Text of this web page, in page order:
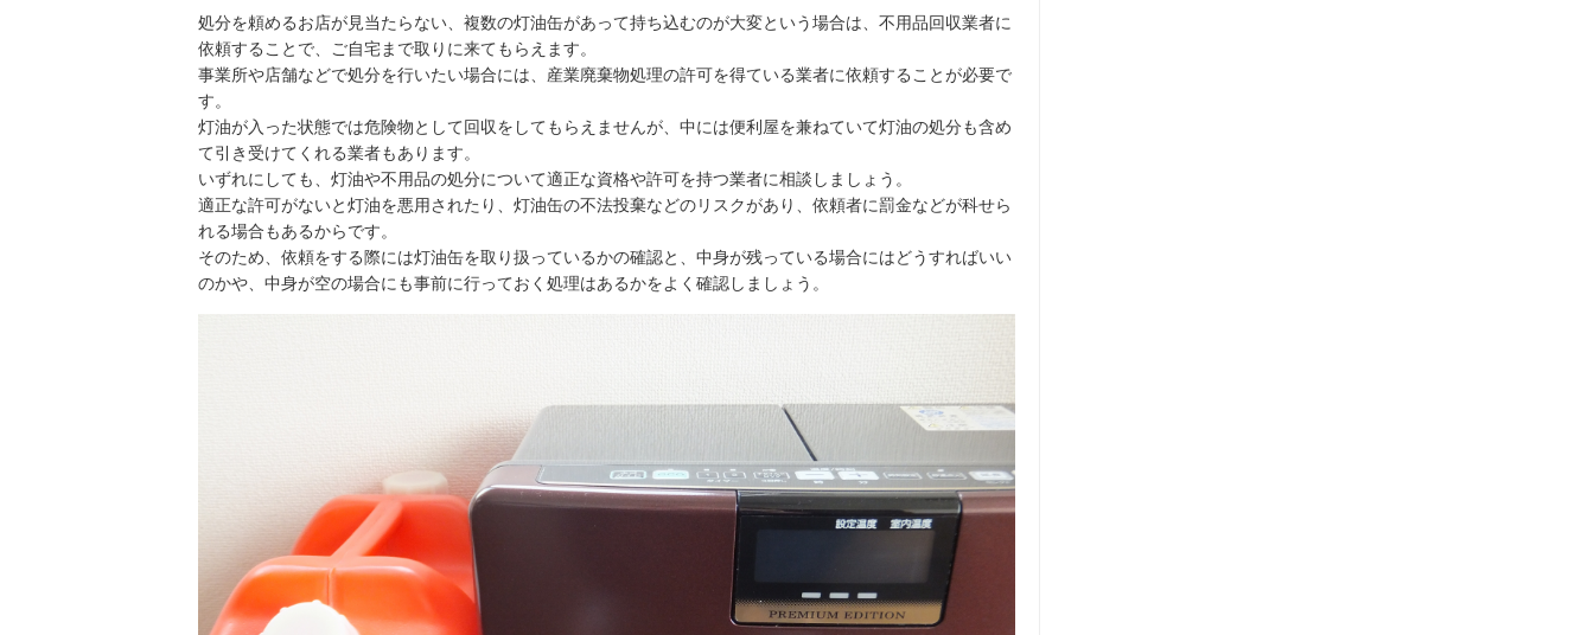
処分を頼めるお店が見当たらない、複数の灯油缶があって持ち込むのが大変という場合は、不用品回収業者に
依頼することで、ご自宅まで取りに来てもらえます。
事業所や店舗などで処分を行いたい場合には、産業廃棄物処理の許可を得ている業者に依頼することが必要で
す。
灯油が入った状態では危険物として回収をしてもらえませんが、中には便利屋を兼ねていて灯油の処分も含め
て引き受けてくれる業者もあります。
いずれにしても、灯油や不用品の処分について適正な資格や許可を持つ業者に相談しましょう。
適正な許可がないと灯油を悪用されたり、灯油缶の不法投棄などのリスクがあり、依頼者に罰金などが科せら
れる場合もあるからです。
そのため、依頼をする際には灯油缶を取り扱っているかの確認と、中身が残っている場合にはどうすればいい
のかや、中身が空の場合にも事前に行っておく処理はあるかをよく確認しましょう。